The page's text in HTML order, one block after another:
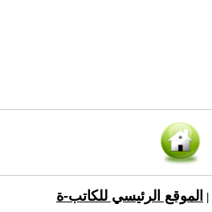
الموقع الرئيسي للكاتب-ة